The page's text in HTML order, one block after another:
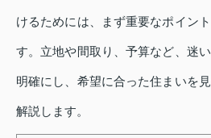
けるためには、まず重要なポイン
す。立地や間取り、予算など、迷
明確にし、希望に合った住まいを
解説します。